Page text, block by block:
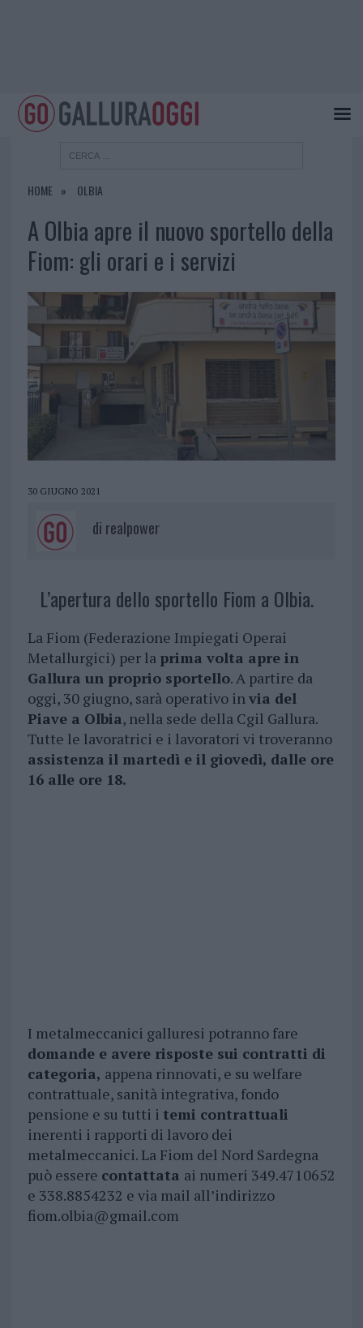
HOME OLBIA
A Olbia apre il nuovo sportello della
Fiom: gli orari e i servizi
30 GIUGNO 2021
di realpower
L’apertura dello sportello Fiom a Olbia.
La Fiom (Federazione Impiegati Operai
Metallurgici) per la prima volta apre in
Gallura un proprio sportello. A partire da
oggi, 30 giugno, sarà operativo invia del
Piave a Olbia, nella sede della Cgil Gallura.
Tutte le lavoratrici e i lavoratori vi troveranno
assistenza il martedì e il giovedì, dalle ore
16 alle ore 18.
I metalmeccanici galluresi potranno fare
domande e avere risposte sui contratti di
categoria, appena rinnovati, e su welfare
contrattuale, sanità integrativa, fondo
pensione e su tutti i temi contrattuali
inerenti i rapporti di lavoro dei
metalmeccanici. La Fiom del Nord Sardegna
può essere contattata ai numeri 349.4710652
e 338.8854232 e via mail all’indirizzo
fiom.olbia@gmail.com